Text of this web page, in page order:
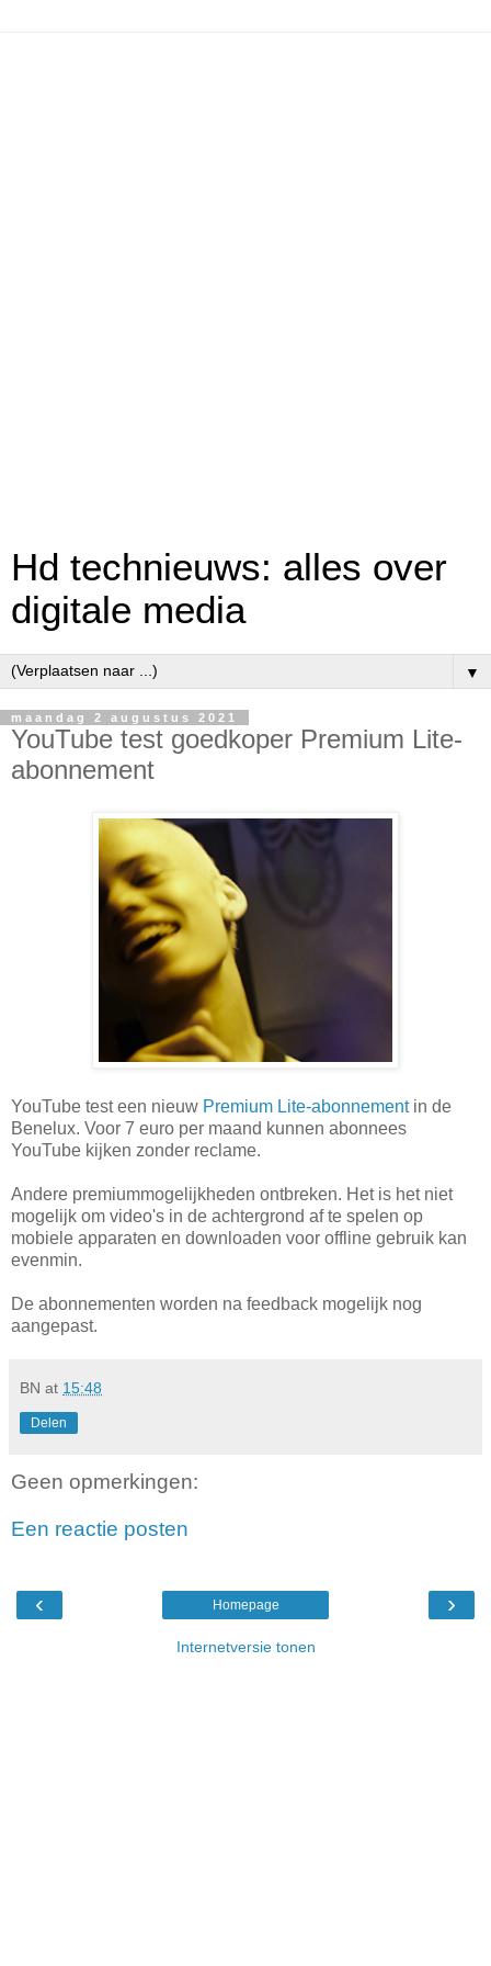
Hd technieuws: alles over
digitale media
▼
maandag 2 augustus 2021
YouTube test goedkoper Premium Lite-
abonnement
YouTube test een nieuw Premium Lite-abonnementin de
Benelux. Voor 7 euro per maand kunnen abonnees
YouTube kijken zonder reclame.
Andere premiummogelijkheden ontbreken. Het is het niet
mogelijk om video's in de achtergrond af te spelen op
mobiele apparaten en downloaden voor offline gebruik kan
evenmin.
De abonnementen worden na feedback mogelijk nog
aangepast.
BN at 15:48
Delen
Geen opmerkingen:
Een reactie posten
‹ ›
Homepage
Internetversie tonen